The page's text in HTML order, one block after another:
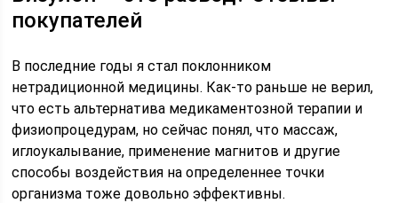
покупателей
В последние годы я стал поклонником
нетрадиционной медицины. Как-то раньше не верил,
что есть альтернатива медикаментозной терапии и
физиопроцедурам, но сейчас понял, что массаж,
иглоукалывание, применение магнитов и другие
способы воздействия на определеннее точки
организма тоже довольно эффективны.